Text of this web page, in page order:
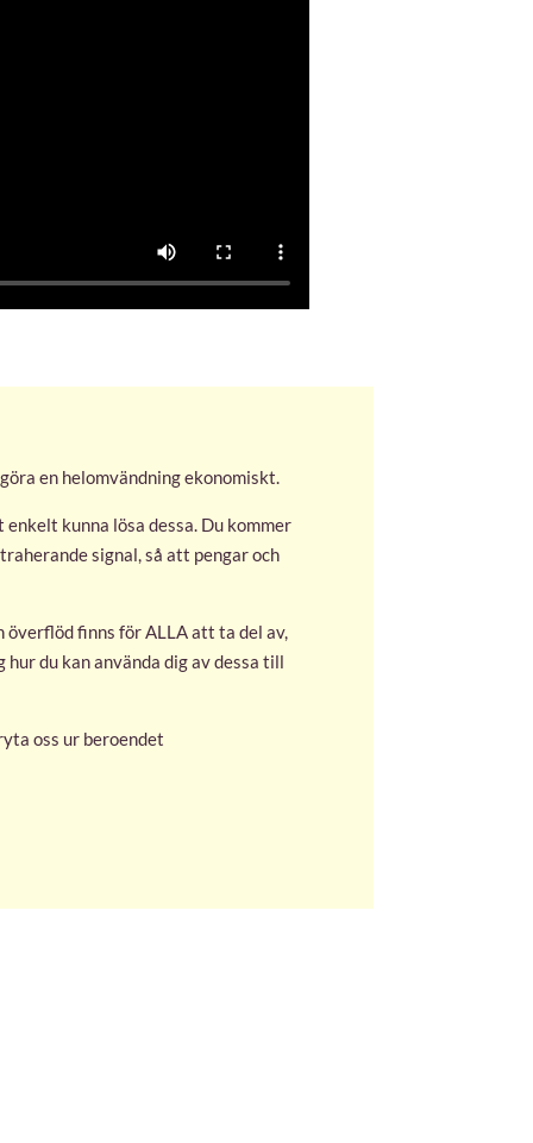
en helomvändning ekonomiskt.
kunna lösa dessa. Du kommer
signal, så att pengar och
överflöd finns för ALLA att ta del av,
du kan använda dig av dessa till
oss ur beroendet